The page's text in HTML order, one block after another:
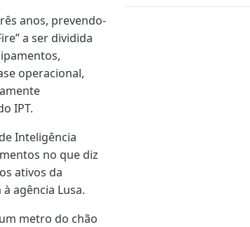
anos, prevendo-
a ser dividida
operacional,
IPT.
Inteligência
no que diz
ativos da
agência Lusa.
metro do chão